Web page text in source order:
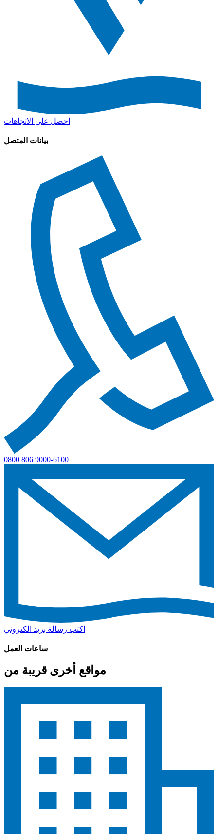
احصل على الاتجاهات
بيانات المتصل
0800 806 9000-6100
اكتب رسالة بريد الكتروني
ساعات العمل
مواقع أخرى قريبة من